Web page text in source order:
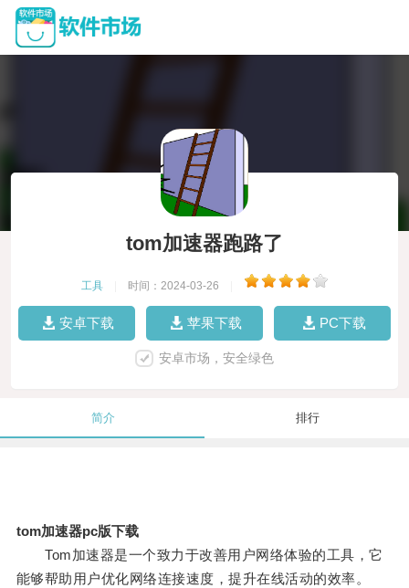
tom加速器跑路了
工具 时间：2024-03-26
安卓下载 苹果下载 PC下载
安卓市场，安全绿色
简介 排行
tom加速器pc版下载
Tom加速器是一个致力于改善用户网络体验的工具，它
能够帮助用户优化网络连接速度，提升在线活动的效率。